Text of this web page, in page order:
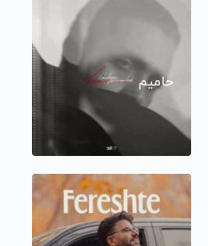
حامیم